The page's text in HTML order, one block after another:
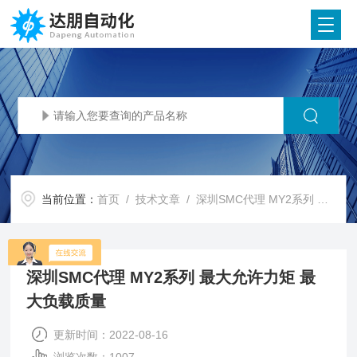
当前位置：首页 /技术文章 / 深圳SMC代理 MY2系列 最大允许力矩 最大负载质量
深圳SMC代理 MY2系列 最大允许力矩 最
大负载质量
更新时间：2022-08-16